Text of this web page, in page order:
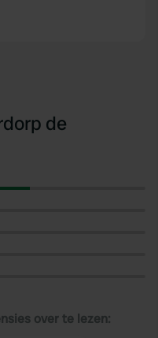
de
over te lezen: